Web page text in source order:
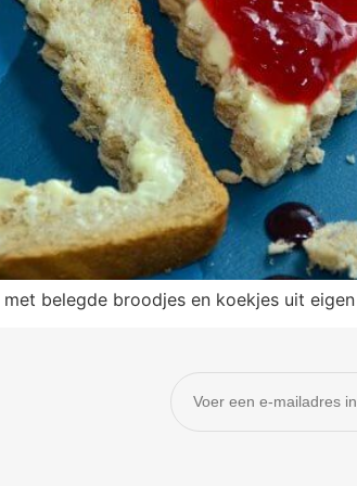
belegde broodjes en koekjes uit